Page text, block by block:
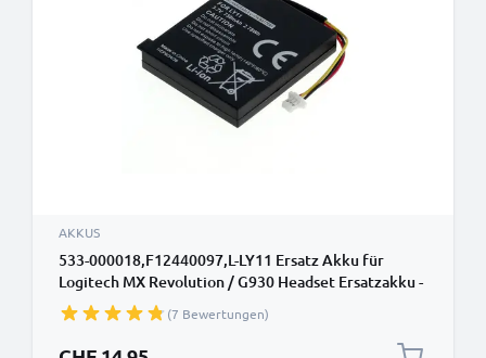
AKKUS
533-000018,F12440097,L-LY11 Ersatz Akku für
Logitech MX Revolution / G930 Headset Ersatzakku -
Zusatzakku 750mAh, Batterie
(7 Bewertungen)